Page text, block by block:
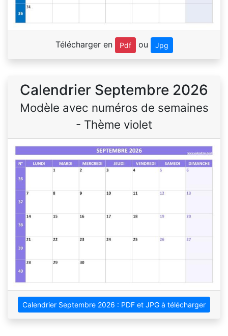
Télécharger en Pdf ou Jpg
Calendrier Septembre 2026
Modèle avec numéros de semaines
- Thème violet
Calendrier Septembre 2026 : PDF et JPG à télécharger